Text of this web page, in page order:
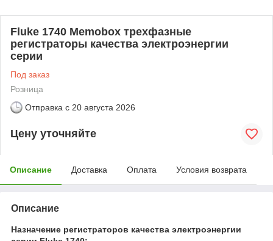
Fluke 1740 Memobox трехфазные
регистраторы качества электроэнергии
серии
Под заказ
Розница
Отправка с 20 августа 2026
Цену уточняйте
Описание Доставка Оплата Условия возврата
Описание
Назначение регистраторов качества электроэнергии